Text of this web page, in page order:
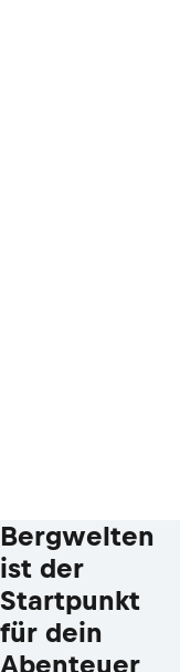
Bergwelten
ist der
Startpunkt
für dein
Abenteuer